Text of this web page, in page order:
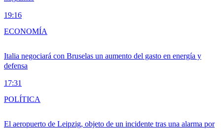
19:16
Italia negociará con Bruselas un aumento del gasto en energía y
defensa
17:31
ECONOMÍA
El aeropuerto de Leipzig, objeto de un incidente tras una alarma por
POLÍTICA